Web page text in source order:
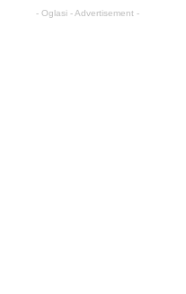
- Oglasi - Advertisement -